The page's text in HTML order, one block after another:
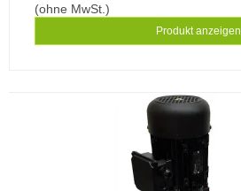
(ohne MwSt.)
Produkt anzeigen